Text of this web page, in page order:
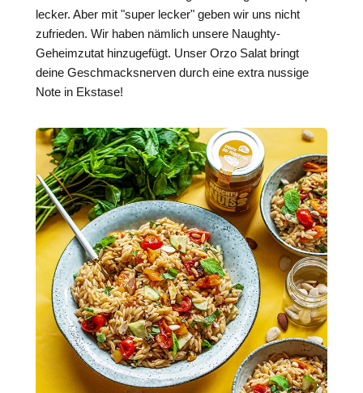
lecker. Aber mit "super lecker" geben wir uns nicht
zufrieden. Wir haben nämlich unsere Naughty-
Geheimzutat hinzugefügt. Unser Orzo Salat bringt
deine Geschmacksnerven durch eine extra nussige
Note in Ekstase!